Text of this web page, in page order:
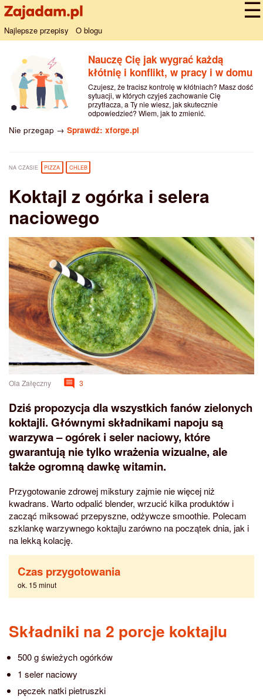
Najlepsze przepisy O blogu
Nauczę Cię jak wygrać każdą
kłótnię i konflikt, w pracy i w domu
Czujesz, że tracisz kontrolę w kłótniach? Masz dość
sytuacji, w których czyjeś zachowanie Cię
przytłacza, a Ty nie wiesz, jak skutecznie
odpowiedzieć? Wiem, jak to zmienić.
Nie przegap → Sprawdź: xforge.pl
NA CZASIE PIZZA CHLEB
Koktajl z ogórka i selera
naciowego
Ola Załęczny 3
Dziś propozycja dla wszystkich fanów zielonych
koktajli. Głównymi składnikami napoju są
warzywa – ogórek i seler naciowy, które
gwarantują nie tylko wrażenia wizualne, ale
także ogromną dawkę witamin.
Przygotowanie zdrowej mikstury zajmie nie więcej niż
kwadrans. Warto odpalić blender, wrzucić kilka produktów i
zacząć miksować przepyszne, odżywcze smoothie. Polecam
szklankę warzywnego koktajlu zarówno na początek dnia, jak i
na lekką kolację.
Czas przygotowania
ok. 15 minut
Składniki na 2 porcje koktajlu
500 g świeżych ogórków
1 seler naciowy
pęczek natki pietruszki